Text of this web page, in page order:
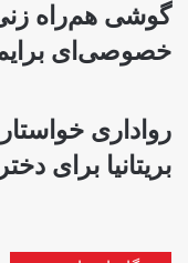
گوشی هم‌راه زنی
خصوصی‌ای
رواداری
بریتانیا برای